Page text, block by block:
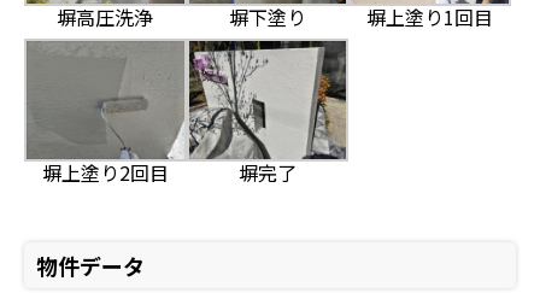
塀高圧洗浄 塀下塗り 塀上塗り1回目
塀上塗り2回目 塀完了
物件データ